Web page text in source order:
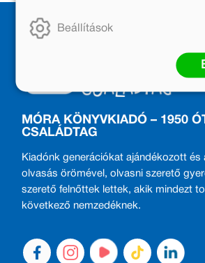
MÓRA KÖNYVKIADÓ – 1950
CSALÁDTAG
Kiadónk generációkat ajándékozott és
olvasás örömével, olvasni szerető
szerető felnőttek lettek, akik mindezt
következő nemzedéknek.
Beállítások